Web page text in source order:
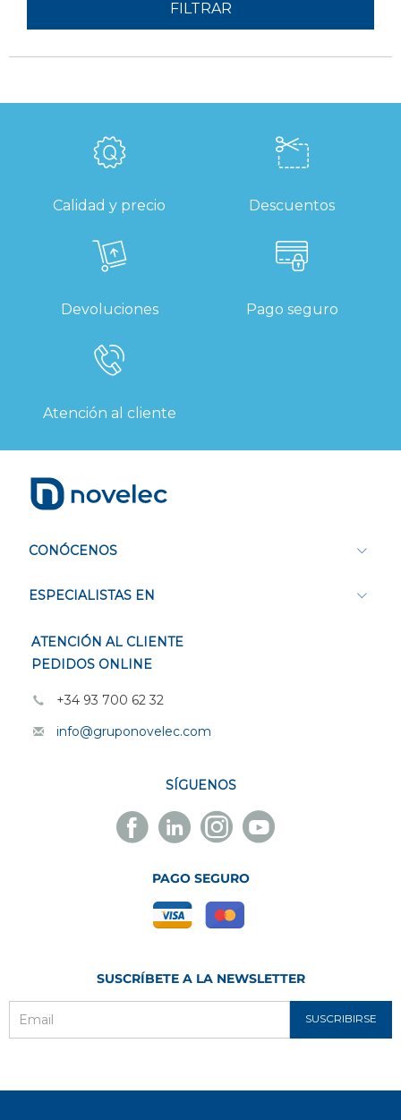
FILTRAR
Calidad y precio Descuentos
Devoluciones Pago seguro
Atención al cliente
CONÓCENOS
ESPECIALISTAS EN
ATENCIÓN AL CLIENTE
PEDIDOS ONLINE
+34 93 700 62 32
info@gruponovelec.com
SÍGUENOS
Facebook
Novelec
Linkedin
Novelec
Instagram
Novelec
Youtube
Novelec
PAGO SEGURO
SUSCRÍBETE A LA NEWSLETTER
SUSCRIBIRSE